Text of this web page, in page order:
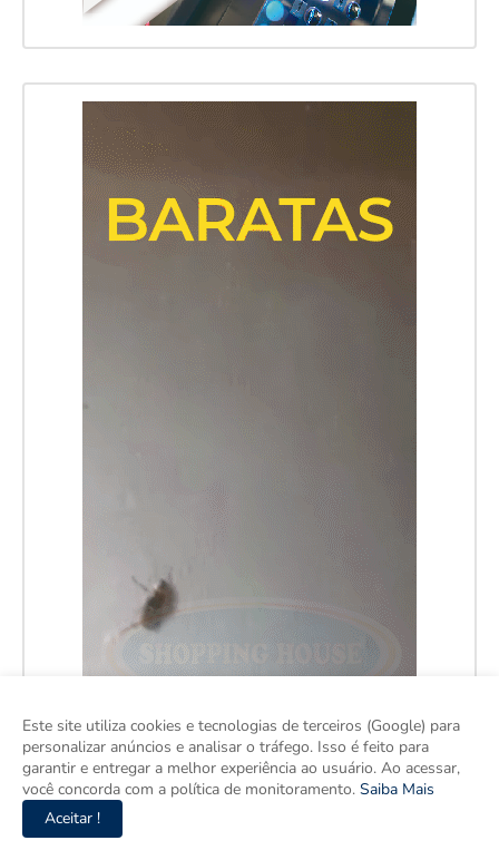
Este site utiliza cookies e tecnologias de terceiros (Google) para
personalizar anúncios e analisar o tráfego. Isso é feito para
garantir e entregar a melhor experiência ao usuário. Ao acessar,
você concorda com a política de monitoramento. Saiba Mais
Aceitar !